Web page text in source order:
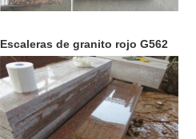
Escaleras de granito rojo G562